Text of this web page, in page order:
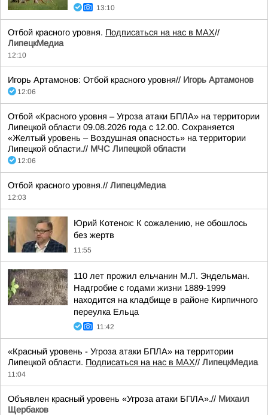
13:10
Отбой красного уровня. Подписаться на нас в МАХ//
ЛипецкМедиа
12:10
Игорь Артамонов: Отбой красного уровня// Игорь Артамонов
12:06
Отбой «Красного уровня – Угроза атаки БПЛА» на территории
Липецкой области 09.08.2026 года с 12.00. Сохраняется
«Желтый уровень – Воздушная опасность» на территории
Липецкой области.// МЧС Липецкой области
12:06
Отбой красного уровня.// ЛипецкМедиа
12:03
Юрий Котенок: К сожалению, не обошлось
без жертв
11:55
110 лет прожил ельчанин М.Л. Эндельман.
Надгробие с годами жизни 1889-1999
находится на кладбище в районе Кирпичного
переулка Ельца
11:42
«Красный уровень - Угроза атаки БПЛА» на территории
Липецкой области. Подписаться на нас в МАХ// ЛипецкМедиа
11:04
Объявлен красный уровень «Угроза атаки БПЛА».// Михаил
Щербаков